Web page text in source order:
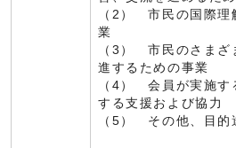
（2） 市民の国際理
業
（3） 市民のさまざ
進するための事業
（4） 会員が実施す
する支援および協力
（5） その他、目的